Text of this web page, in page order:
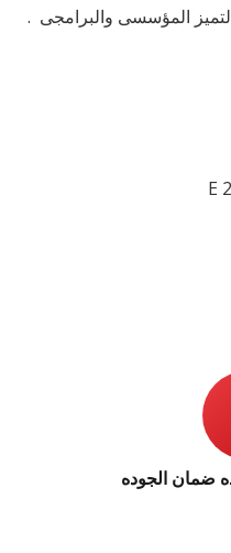
المؤسسى والبرامجى .
E
ضمان الجوده